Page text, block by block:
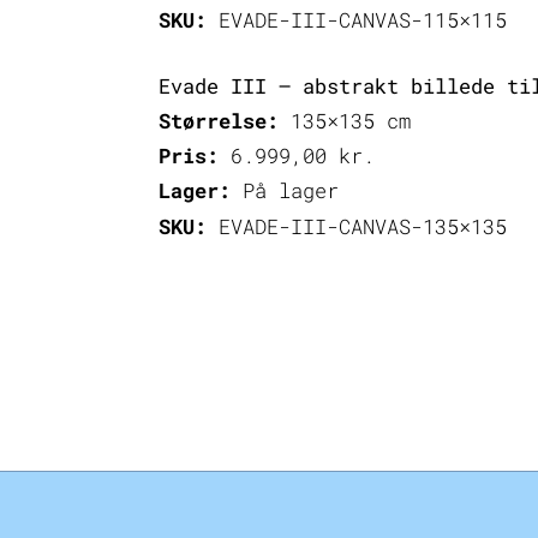
SKU: EVADE-III-CANVAS-115×115
Evade III – abstrakt billede til
Størrelse:
135×135 cm
Pris:
6.999,00 kr.
Lager:
På lager
SKU:
EVADE-III-CANVAS-135×135